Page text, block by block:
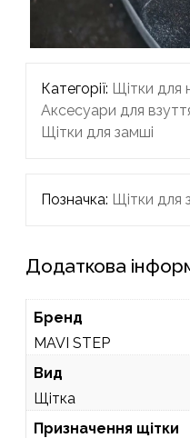
Категорії: Щітки для
Аксесуари для
Щітки для замші
Позначка: Щітки для
Додаткова
Бренд
MAVI STEP
Вид
Щітка
Призначення щітки